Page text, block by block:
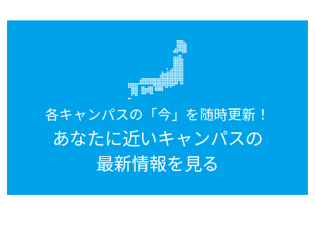
各キャンパスの「今」を随時更新！
あなたに近いキャンパスの
最新情報を見る